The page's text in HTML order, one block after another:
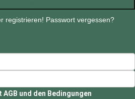
registrieren! Passwort vergessen?
AGB und den Bedingungen